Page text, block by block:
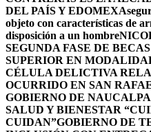
DEL PAÍS Y EDOMEX
objeto con características de
disposición a un hombre
SEGUNDA FASE DE
SUPERIOR EN
CÉLULA DELICTIVA
OCURRIDO EN SAN
GOBIERNO DE
SALUD Y BIENESTAR
CUIDAN”GOBIERNO DE